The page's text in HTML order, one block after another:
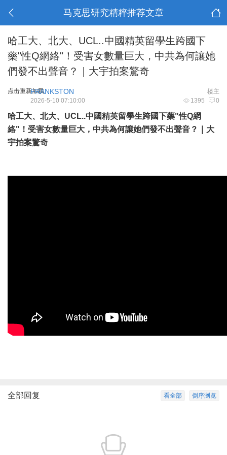
马克思研究精粹推荐文章
哈工大、北大、UCL..中國精英留學生跨國下
藥"性Q網絡"！受害女數量巨大，中共為何讓她
們發不出聲音？｜大宇拍案驚奇
点击重新加载 楼主
FRANKSTON
1395 0
2026-5-10 07:10:00
哈工大、北大、UCL..中國精英留學生跨國下藥"性Q網
絡"！受害女數量巨大，中共為何讓她們發不出聲音？｜大
宇拍案驚奇
倒序浏览
看全部
全部回复